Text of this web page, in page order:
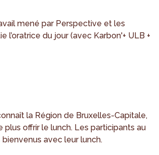
mené par Perspective et les
du jour (avec Karbon'+ ULB +
la Région de Bruxelles-Capitale,
offrir le lunch. Les participants au
avec leur lunch.